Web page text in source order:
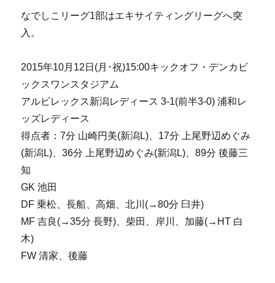
なでしこリーグ1部はエキサイティングリーグへ突
入。
2015年10月12日(月･祝)15:00キックオフ・デンカビ
ックスワンスタジアム
アルビレックス新潟レディース 3-1(前半3-0) 浦和レ
ッズレディース
得点者：7分 山崎円美(新潟L)、17分 上尾野辺めぐみ
(新潟L)、36分 上尾野辺めぐみ(新潟L)、89分 後藤三
知
GK 池田
DF 乗松、長船、高畑、北川(→80分 臼井)
MF 吉良(→35分 長野)、柴田、岸川、加藤(→HT 白
木)
FW 清家、後藤